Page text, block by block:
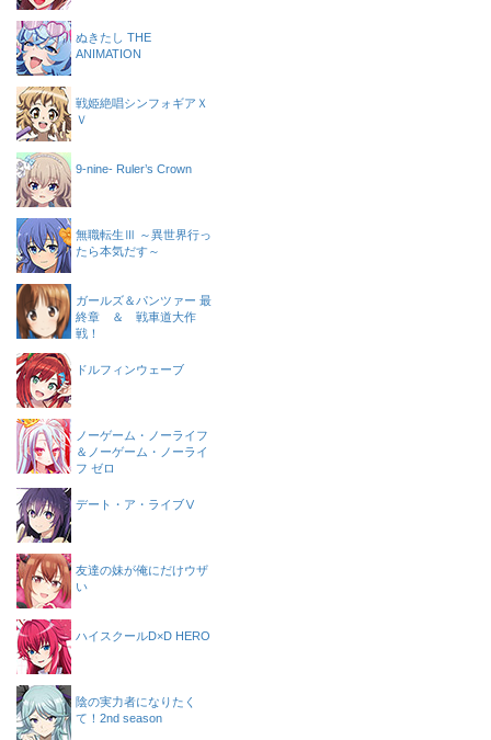
ぬきたし THE
ANIMATION
戦姫絶唱シンフォギアＸ
Ｖ
9-nine- Ruler’s Crown
無職転生Ⅲ ～異世界行っ
たら本気だす～
ガールズ＆パンツァー 最
終章 ＆ 戦車道大作
戦！
ドルフィンウェーブ
ノーゲーム・ノーライフ
＆ノーゲーム・ノーライ
フ ゼロ
デート・ア・ライブⅤ
友達の妹が俺にだけウザ
い
ハイスクールD×D HERO
陰の実力者になりたく
て！2nd season